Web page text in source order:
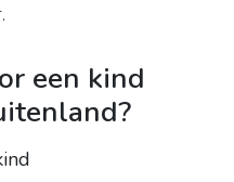
een kind